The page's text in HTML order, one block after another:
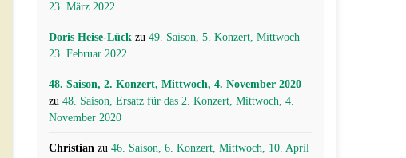
23. März 2022
Doris Heise-Lück zu 49. Saison, 5. Konzert, Mittwoch
23. Februar 2022
48. Saison, 2. Konzert, Mittwoch, 4. November 2020
zu 48. Saison, Ersatz für das 2. Konzert, Mittwoch, 4.
November 2020
Christian zu 46. Saison, 6. Konzert, Mittwoch, 10. April